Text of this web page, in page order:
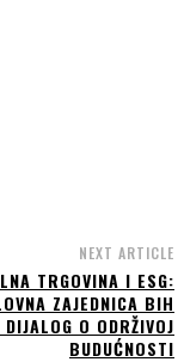
NEXT ARTICLE
TRGOVINA I ESG:
ZAJEDNICA BIH
O ODRŽIVOJ
BUDUĆNOSTI